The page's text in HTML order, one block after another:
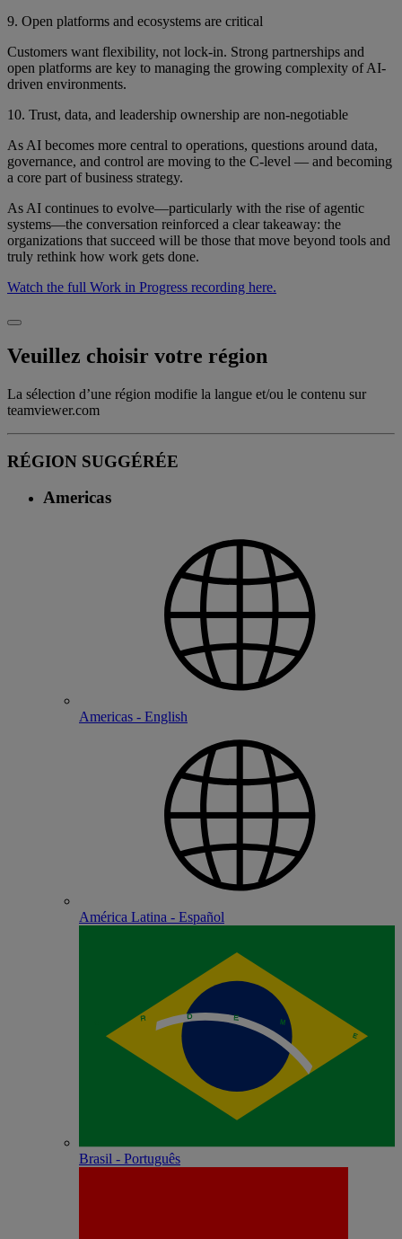
9. Open platforms and ecosystems are critical
Customers want flexibility, not lock-in. Strong partnerships and
open platforms are key to managing the growing complexity of AI-
driven environments.
10. Trust, data, and leadership ownership are non-negotiable
As AI becomes more central to operations, questions around data,
governance, and control are moving to the C-level — and becoming
a core part of business strategy.
As AI continues to evolve—particularly with the rise of agentic
systems—the conversation reinforced a clear takeaway: the
organizations that succeed will be those that move beyond tools and
truly rethink how work gets done.
Watch the full Work in Progress recording here.
Veuillez choisir votre région
La sélection d’une région modifie la langue et/ou le contenu sur
teamviewer.com
RÉGION SUGGÉRÉE
Americas
Americas - English
América Latina - Español
Brasil - Português